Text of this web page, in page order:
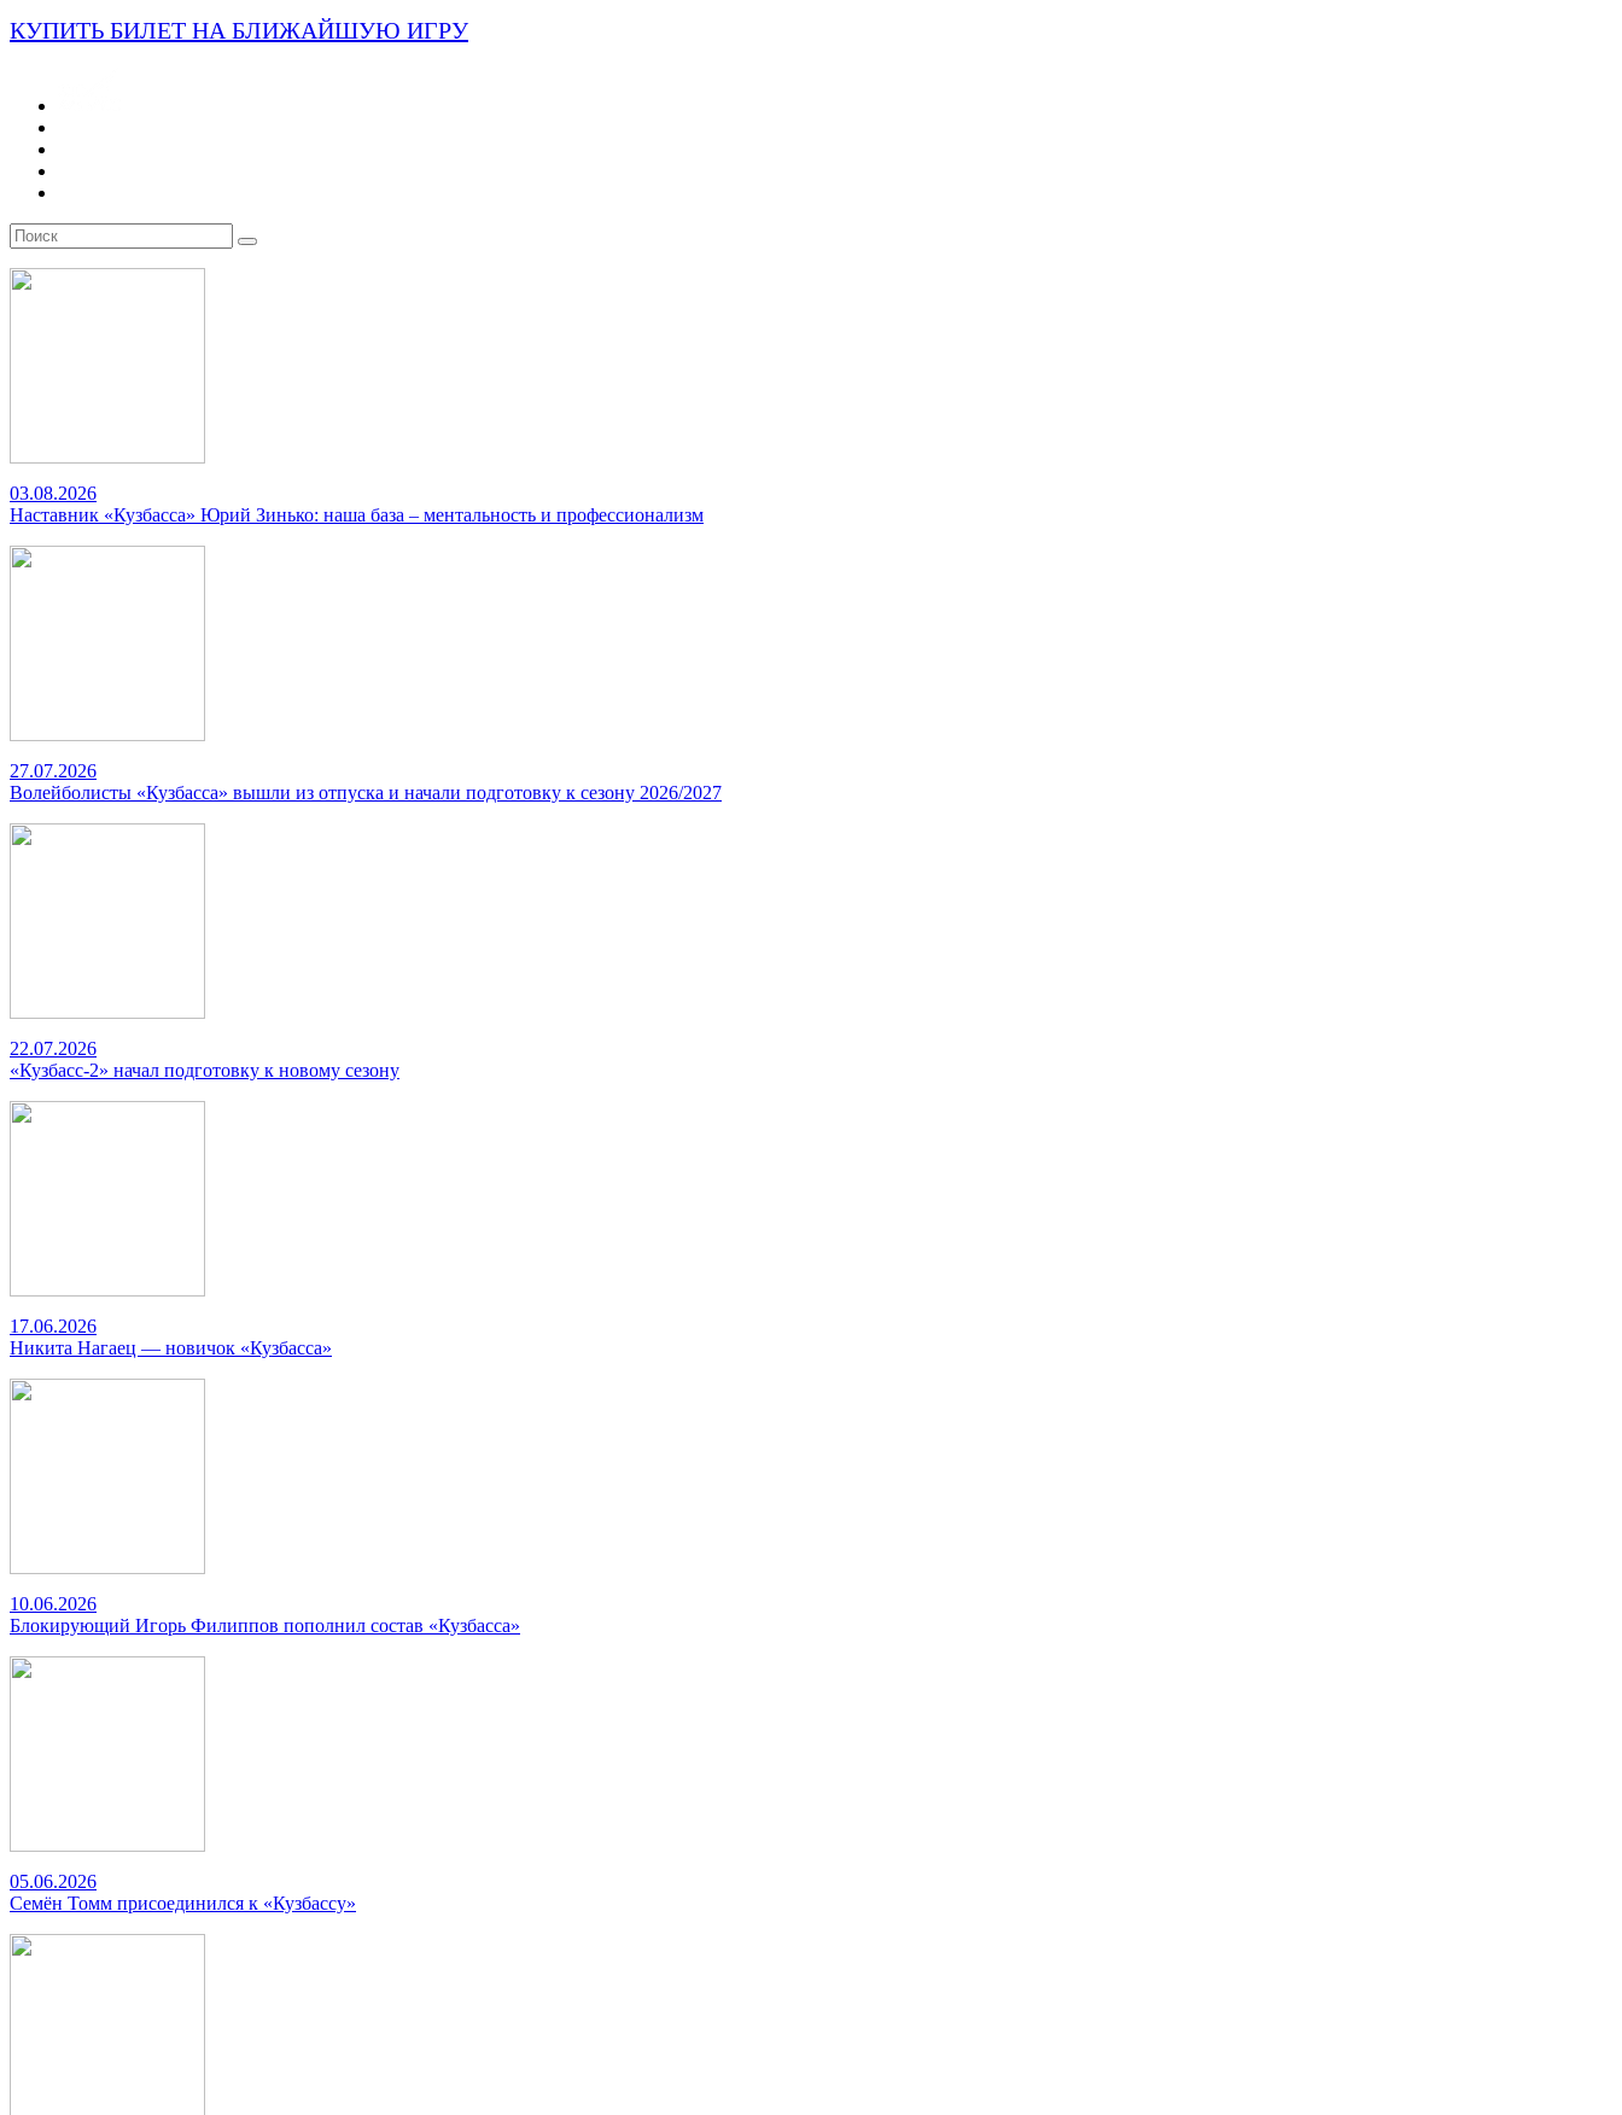
КУПИТЬ БИЛЕТ НА БЛИЖАЙШУЮ ИГРУ
03.08.2026
Наставник «Кузбасса» Юрий Зинько: наша база – ментальность и профессионализм
27.07.2026
Волейболисты «Кузбасса» вышли из отпуска и начали подготовку к сезону 2026/2027
22.07.2026
«Кузбасс-2» начал подготовку к новому сезону
17.06.2026
Никита Нагаец — новичок «Кузбасса»
10.06.2026
Блокирующий Игорь Филиппов пополнил состав «Кузбасса»
05.06.2026
Семён Томм присоединился к «Кузбассу»